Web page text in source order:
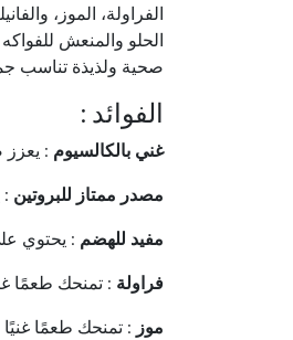
الفراولة، الموز،
الحلو والمنعش للفواكه
صحية ولذيذة تناسب
: الفوائد
غني بالكالسيوم : يعزز
مصدر ممتاز للبروتين :
مفيد للهضم : يحتوي
فراولة : تمنحك طعمًا
موز : تمنحك طعمًا غنيًا